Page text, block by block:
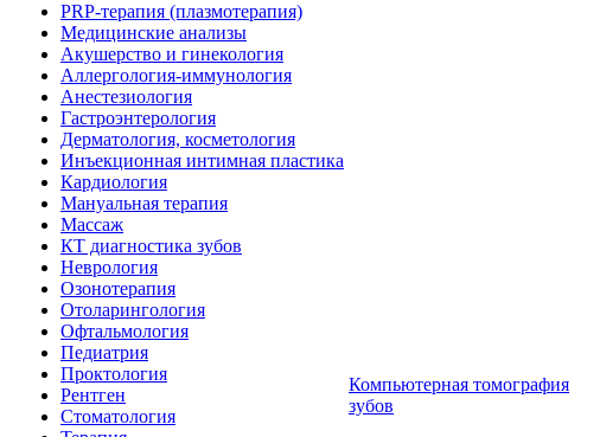
PRP-терапия (плазмотерапия)
Медицинские анализы
Акушерство и гинекология
Аллергология-иммунология
Анестезиология
Гастроэнтерология
Дерматология, косметология
Инъекционная интимная пластика
Кардиология
Мануальная терапия
Массаж
КТ диагностика зубов
Неврология
Озонотерапия
Отоларингология
Офтальмология
Педиатрия
Проктология
Рентген
Стоматология
Компьютерная томография
зубов